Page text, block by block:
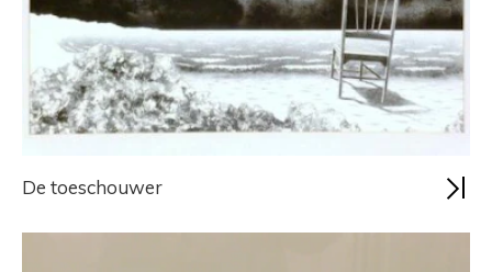
De toeschouwer